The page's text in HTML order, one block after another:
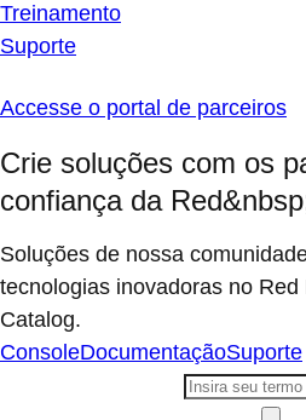
Treinamento
Suporte
Accesse o portal de parceiros
Crie soluções com os
confiança da
Soluções de nossa
tecnologias inovadoras no
Catalog.
ConsoleDocumentaçãoSuporte